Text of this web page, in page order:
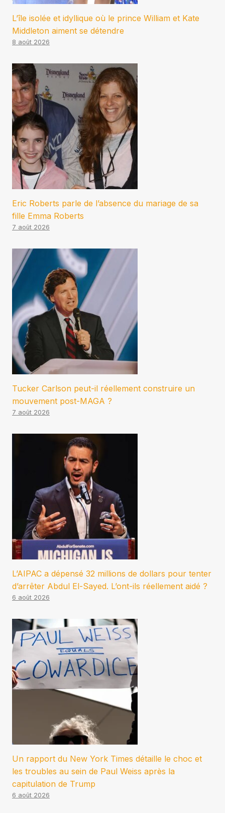
L’île isolée et idyllique où le prince William et Kate
Middleton aiment se détendre
8 août 2026
Eric Roberts parle de l’absence du mariage de sa
fille Emma Roberts
7 août 2026
Tucker Carlson peut-il réellement construire un
mouvement post-MAGA ?
7 août 2026
L’AIPAC a dépensé 32 millions de dollars pour tenter
d’arrêter Abdul El-Sayed. L’ont-ils réellement aidé ?
6 août 2026
Un rapport du New York Times détaille le choc et
les troubles au sein de Paul Weiss après la
capitulation de Trump
6 août 2026